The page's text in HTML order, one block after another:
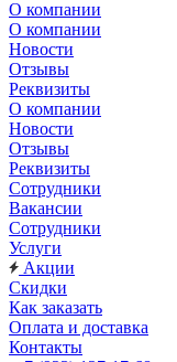
О компании
О компании
Новости
Отзывы
Реквизиты
О компании
Новости
Отзывы
Реквизиты
Сотрудники
Вакансии
Сотрудники
Услуги
Акции
Скидки
Как заказать
Оплата и доставка
Контакты